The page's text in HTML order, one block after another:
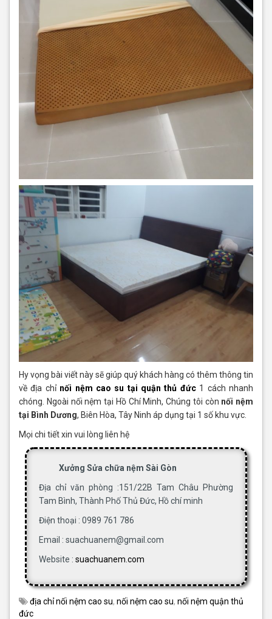
Hy vọng bài viết này sẽ giúp quý khách hàng có thêm thông tin
về địa chỉ nối nệm cao su tại quận thủ đức1 cách nhanh
chóng. Ngoài nối nệm tại Hồ Chí Minh, Chúng tôi còn nối nệm
tại Bình Dương, Biên Hòa, Tây Ninh áp dụng tại 1 số khu vực.
Mọi chi tiết xin vui lòng liên hệ
Xưởng Sửa chữa nệm Sài Gòn
Địa chỉ văn phòng :151/22B Tam Châu Phường
Tam Bình, Thành Phố Thủ Đức, Hồ chí minh
Điện thoại : 0989 761 786
Email : suachuanem@gmail.com
Website : suachuanem.com
địa chỉ nối nệm cao su, nối nệm cao su, nối nệm quận thủ
đức